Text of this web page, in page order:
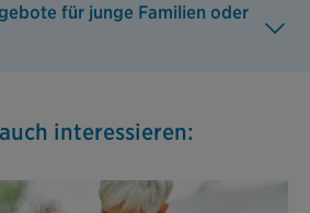
für junge Familien oder
interessieren: